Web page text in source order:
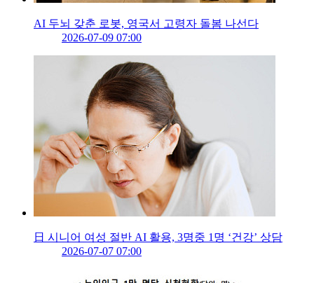
AI 두뇌 갖춘 로봇, 영국서 고령자 돌봄 나선다
2026-07-09 07:00
日 시니어 여성 절반 AI 활용, 3명중 1명 ‘건강’ 상담
2026-07-07 07:00